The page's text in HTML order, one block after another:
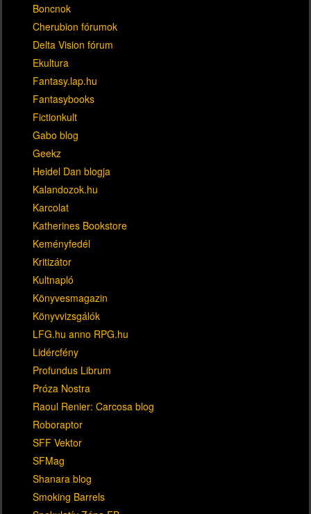
Boncnok
Cherubion fórumok
Delta Vision fórum
Ekultura
Fantasy.lap.hu
Fantasybooks
Fictionkult
Gabo blog
Geekz
Heidel Dan blogja
Kalandozok.hu
Karcolat
Katherines Bookstore
Keményfedél
Kritizátor
Kultnapló
Könyvesmagazin
Könyvvizsgálók
LFG.hu anno RPG.hu
Lidércfény
Profundus Librum
Próza Nostra
Raoul Renier: Carcosa blog
Roboraptor
SFF Vektor
SFMag
Shanara blog
Smoking Barrels